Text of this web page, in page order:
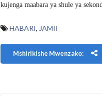
kujenga maabara ya shule ya
HABARI, JAMII
Mshirikishe Mwenzako: